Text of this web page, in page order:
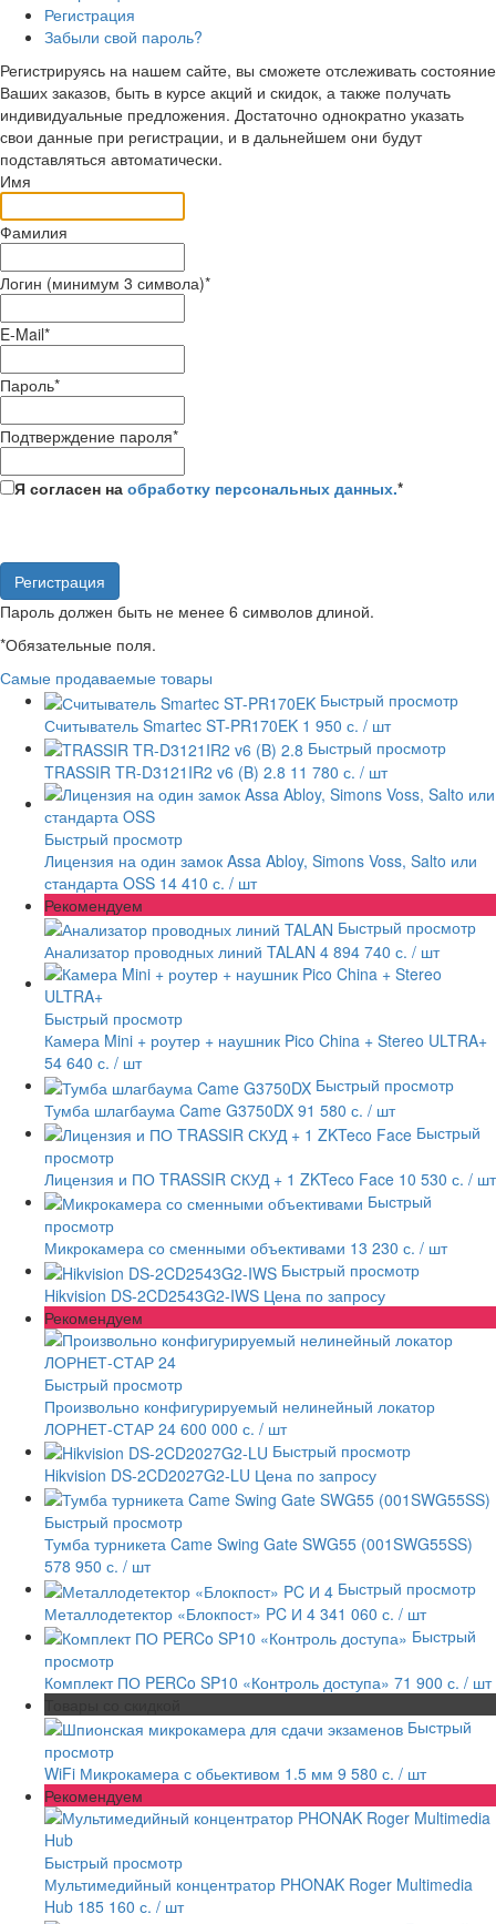
Регистрация
Забыли свой пароль?
Регистрируясь на нашем сайте, вы сможете отслеживать состояние
Ваших заказов, быть в курсе акций и скидок, а также получать
индивидуальные предложения. Достаточно однократно указать
свои данные при регистрации, и в дальнейшем они будут
подставляться автоматически.
Имя
Фамилия
Логин (минимум 3 символа)*
E-Mail*
Пароль*
Подтверждение пароля*
Я согласен на обработку персональных данных.*
Пароль должен быть не менее 6 символов длиной.
*Обязательные поля.
Самые продаваемые товары
Быстрый просмотр
Считыватель Smartec ST-PR170EK 1 950 с. / шт
Быстрый просмотр
TRASSIR TR-D3121IR2 v6 (B) 2.8 11 780 с. / шт
Быстрый просмотр
Лицензия на один замок Assa Abloy, Simons Voss, Salto или
стандарта OSS 14 410 с. / шт
Рекомендуем
Быстрый просмотр
Анализатор проводных линий TALAN 4 894 740 с. / шт
Быстрый просмотр
Камера Mini + роутер + наушник Pico China + Stereo ULTRA+
54 640 с. / шт
Быстрый просмотр
Тумба шлагбаума Came G3750DX 91 580 с. / шт
Быстрый
просмотр
Лицензия и ПО TRASSIR СКУД + 1 ZKTeco Face 10 530 с. / шт
Быстрый
просмотр
Микрокамера со сменными объективами 13 230 с. / шт
Быстрый просмотр
Hikvision DS-2CD2543G2-IWS Цена по запросу
Рекомендуем
Быстрый просмотр
Произвольно конфигурируемый нелинейный локатор
ЛОРНЕТ-СТАР 24 600 000 с. / шт
Быстрый просмотр
Hikvision DS-2CD2027G2-LU Цена по запросу
Быстрый просмотр
Тумба турникета Came Swing Gate SWG55 (001SWG55SS)
578 950 с. / шт
Быстрый просмотр
Металлодетектор «Блокпост» PC И 4 341 060 с. / шт
Быстрый
просмотр
Комплект ПО PERCo SP10 «Контроль доступа» 71 900 с. / шт
Быстрый
просмотр
WiFi Микрокамера с обьективом 1.5 мм 9 580 с. / шт
Рекомендуем
Быстрый просмотр
Мультимедийный концентратор PHONAK Roger Multimedia
Hub 185 160 с. / шт